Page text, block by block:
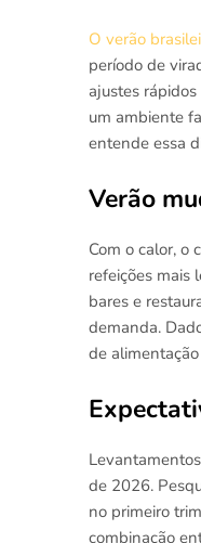
O verão
período de
ajustes
um ambiente
entende essa
Verão
Com o calor, o
refeições mais
bares e
demanda.
de
de 2026.
no primeiro
combinação